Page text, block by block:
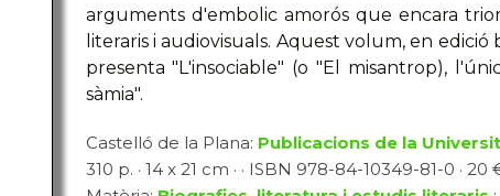
arguments d'embolic amorós que encara
literaris i audiovisuals. Aquest volum, en
presenta "L'insociable" (o "El misantrop),
sàmia".
Castelló de la Plana: Publicacions de la
310 p. · 14 x 21 cm · · ISBN 978-84-10349-81-0 · 20